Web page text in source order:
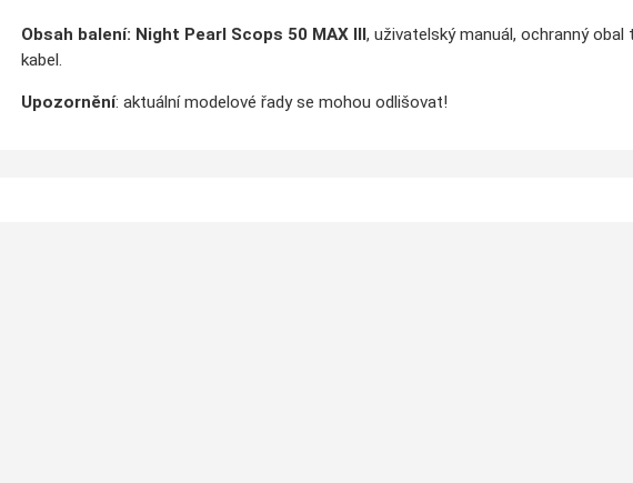
Obsah balení: Night Pearl Scops 50 MAX III, uživatelský manuál, ochranný obal
kabel.
Upozornění: aktuální modelové řady se mohou odlišovat!